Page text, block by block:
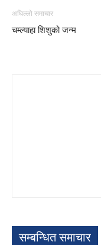
अघिल्लो समाचार
चम्ल्याहा शिशुको जन्म
सम्बन्धित समाचार